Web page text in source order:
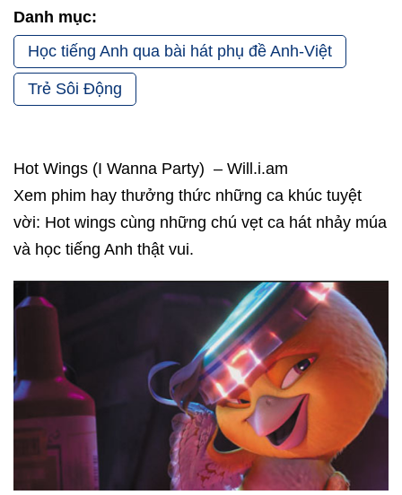
Danh mục:
Học tiếng Anh qua bài hát phụ đề Anh-Việt
Trẻ Sôi Động
Hot Wings (I Wanna Party) – Will.i.am
Xem phim hay thưởng thức những ca khúc tuyệt
vời: Hot wings cùng những chú vẹt ca hát nhảy múa
và học tiếng Anh thật vui.